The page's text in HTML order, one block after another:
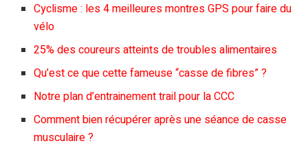
Cyclisme : les 4 meilleures montres GPS pour faire du
vélo
25% des coureurs atteints de troubles alimentaires
Qu’est ce que cette fameuse “casse de fibres” ?
Notre plan d’entrainement trail pour la CCC
Comment bien récupérer après une séance de casse
musculaire ?